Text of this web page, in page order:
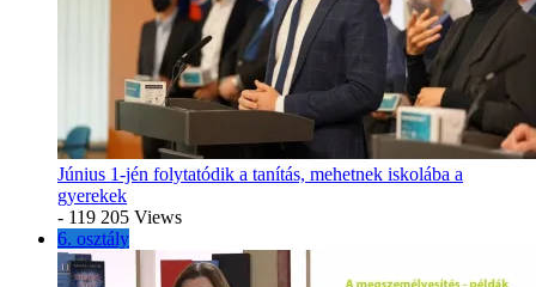
Június 1-jén folytatódik a tanítás, mehetnek iskolába a
gyerekek
- 119 205 Views
6. osztály